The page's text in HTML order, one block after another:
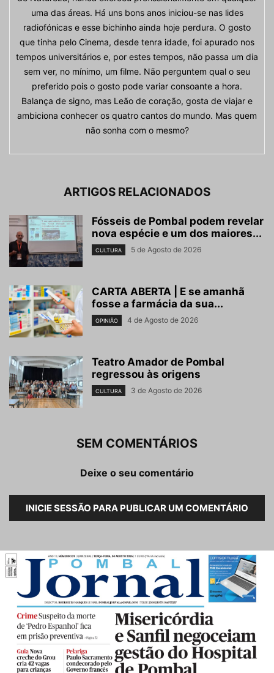
uma das áreas. Há uns bons anos iniciou-se nas lides
radiofónicas e esse bichinho ainda hoje perdura. O gosto
que tinha pelo Cinema, desde tenra idade, foi apurado nos
tempos universitários e, por estes tempos, não passa um dia
sem ver, no mínimo, um filme. Não perguntem qual o seu
preferido pois o gosto pode variar consoante a hora.
Balança de signo, mas Leão de coração, gosta de viajar e
ambiciona conhecer os quatro cantos do mundo. Mas quem
não sonha com o mesmo?
ARTIGOS RELACIONADOS
Fósseis de Pombal podem revelar
nova espécie e um dos maiores...
CULTURA 5 de Agosto de 2026
CARTA ABERTA | E se amanhã
fosse a farmácia da sua...
OPINIÃO 4 de Agosto de 2026
Teatro Amador de Pombal
regressou às origens
CULTURA 3 de Agosto de 2026
SEM COMENTÁRIOS
Deixe o seu comentário
INICIE SESSÃO PARA PUBLICAR UM COMENTÁRIO